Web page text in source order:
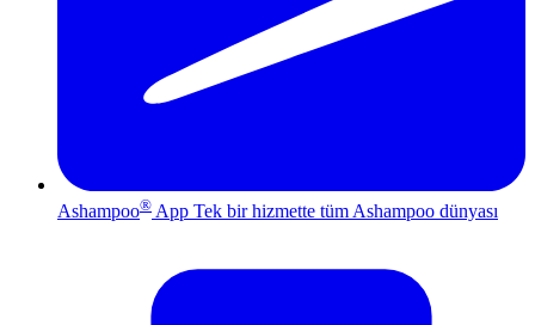
Ashampoo® App Tek bir hizmette tüm Ashampoo dünyası